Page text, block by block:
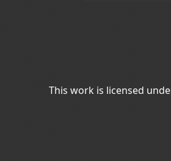
This work is licensed